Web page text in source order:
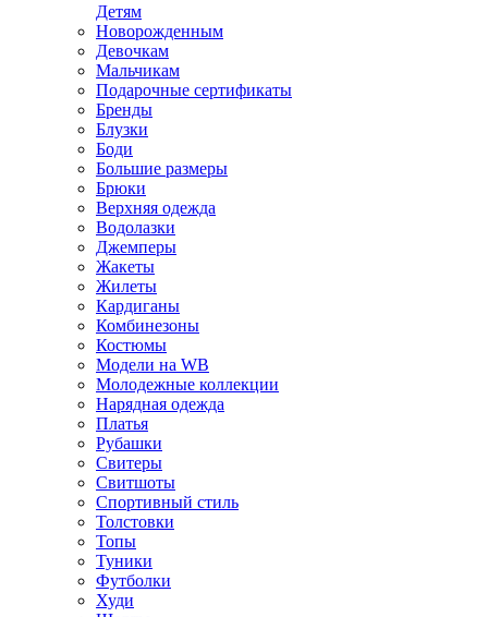
Детям
Новорожденным
Девочкам
Мальчикам
Подарочные сертификаты
Бренды
Блузки
Боди
Большие размеры
Брюки
Верхняя одежда
Водолазки
Джемперы
Жакеты
Жилеты
Кардиганы
Комбинезоны
Костюмы
Модели на WB
Молодежные коллекции
Нарядная одежда
Платья
Рубашки
Свитеры
Свитшоты
Спортивный стиль
Толстовки
Топы
Туники
Футболки
Худи